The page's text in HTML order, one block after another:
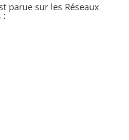
parue sur les Réseaux
: